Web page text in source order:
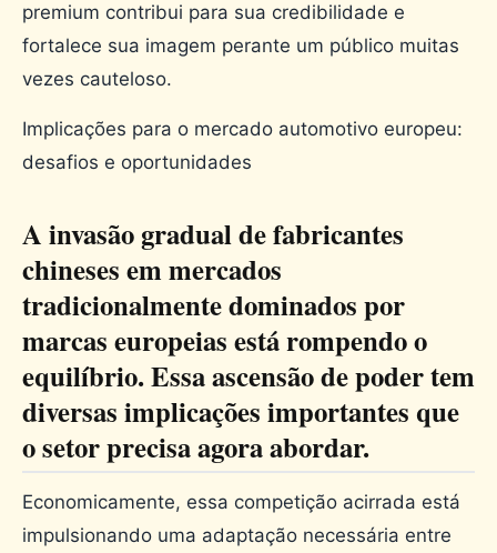
premium contribui para sua credibilidade e
fortalece sua imagem perante um público muitas
vezes cauteloso.
Implicações para o mercado automotivo europeu:
desafios e oportunidades
A invasão gradual de fabricantes
chineses em mercados
tradicionalmente dominados por
marcas europeias está rompendo o
equilíbrio. Essa ascensão de poder tem
diversas implicações importantes que
o setor precisa agora abordar.
Economicamente, essa competição acirrada está
impulsionando uma adaptação necessária entre